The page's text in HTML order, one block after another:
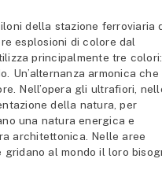
della stazione ferroviaria
esplosioni di colore dal
principalmente tre colori:
Un’alternanza armonica che
Nell’opera gli ultrafiori,
della natura, per
una natura energica e
architettonica. Nelle aree
gridano al mondo il loro